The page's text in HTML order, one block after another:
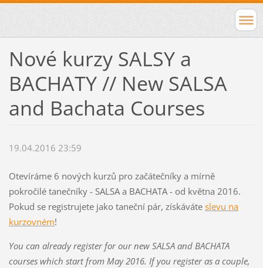
Nové kurzy SALSY a
BACHATY // New SALSA
and Bachata Courses
19.04.2016 23:59
Otevíráme 6 nových kurzů pro začátečníky a mírně
pokročilé tanečníky - SALSA a BACHATA - od května 2016.
Pokud se registrujete jako taneční pár, získáváte slevu na
kurzovném!
You can already register for our new SALSA and BACHATA
courses which start from May 2016. If you register as a couple,